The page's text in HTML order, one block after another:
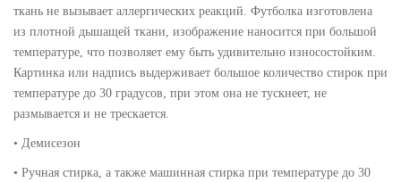
ткань не вызывает аллергических реакций. Футболка изготовлена
из плотной дышащей ткани, изображение наносится при большой
температуре, что позволяет ему быть удивительно износостойким.
Картинка или надпись выдерживает большое количество стирок при
температуре до 30 градусов, при этом она не тускнеет, не
размывается и не трескается.
• Демисезон
• Ручная стирка, а также машинная стирка при температуре до 30